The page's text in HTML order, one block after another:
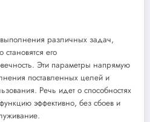
различных задач,
его
Эти параметры напрямую
поставленных целей и
Речь идет о способностях
эффективно, без сбоев и